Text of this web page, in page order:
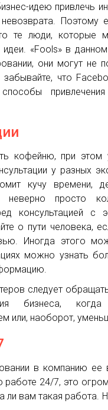
идею привлечь
Поэтому
те люди, которые
идеи. «Fools» в
они могут не
забывайте, что
кофейню, при
у разных
кучу времени,
неверно просто
консультацией с
о пути человека,
Иногда этого
можно узнать
следует
бизнеса,
или, наоборот,
в компанию ее
работе 24/7, это
ли вам такая работа.